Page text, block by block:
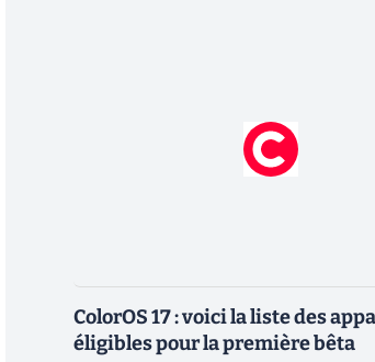
ColorOS 17 : voici la liste des
éligibles pour la première bêta